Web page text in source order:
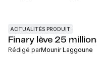
ACTUALITÉS PRODUIT
Finary lève 25
Rédigé parMounir Laggoune